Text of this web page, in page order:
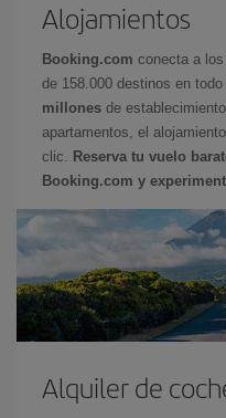
Alojamientos
Booking.com conecta a
de 158.000 destinos en
millones de
apartamentos, el
clic.
Reserva tu vuelo
Booking.com y
Alquiler de